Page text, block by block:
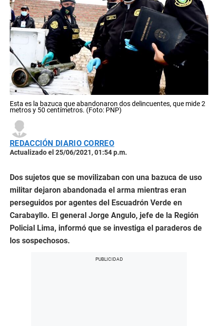
Esta es la bazuca que abandonaron dos delincuentes, que mide 2
metros y 50 centímetros. (Foto: PNP)
REDACCIÓN DIARIO CORREO
Actualizado el 25/06/2021, 01:54 p.m.
Dos sujetos que se movilizaban con una bazuca de uso
militar dejaron abandonada el arma mientras eran
perseguidos por agentes del Escuadrón Verde en
Carabayllo. El general Jorge Angulo, jefe de la Región
Policial Lima, informó que se investiga el paraderos de
los sospechosos.